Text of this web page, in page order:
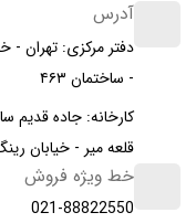
آدرس
دفتر مرکزی: تهران -
- ساختمان ۴۶۳
کارخانه: جاده قدیم
قلعه میر - خیابان
خط ویژه فروش
021-88822550